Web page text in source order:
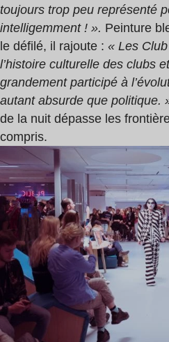
toujours trop peu représenté
intelligemment ! ». Peinture
le défilé, il rajoute : « Les
l’histoire culturelle des clubs
grandement participé à
autant absurde que politique.
de la nuit dépasse les
compris.